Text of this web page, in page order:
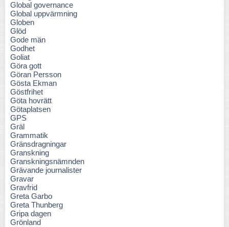
Global governance
Global uppvärmning
Globen
Glöd
Gode män
Godhet
Goliat
Göra gott
Göran Persson
Gösta Ekman
Göstfrihet
Göta hovrätt
Götaplatsen
GPS
Gräl
Grammatik
Gränsdragningar
Granskning
Granskningsnämnden
Grävande journalister
Gravar
Gravfrid
Greta Garbo
Greta Thunberg
Gripa dagen
Grönland